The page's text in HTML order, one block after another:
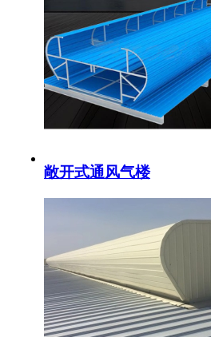
敞开式通风气楼